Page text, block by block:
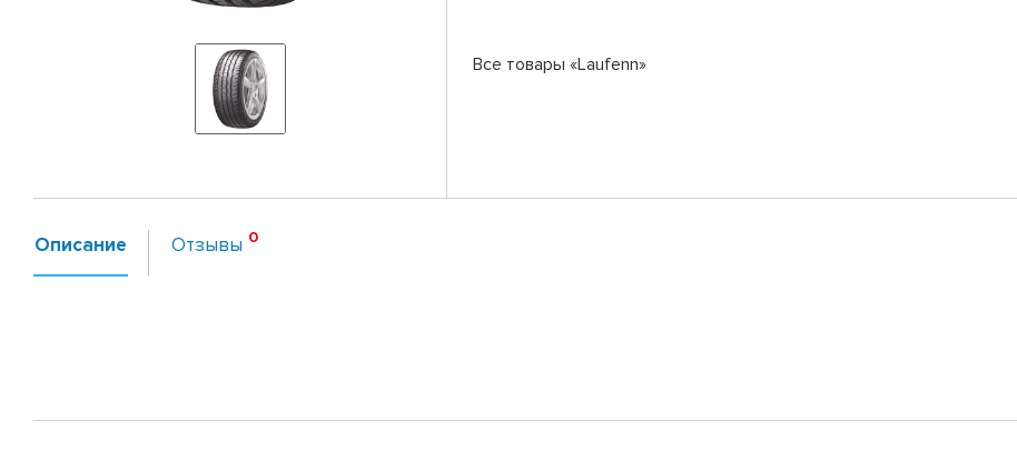
Все товары «Laufenn»
Описание Отзывы